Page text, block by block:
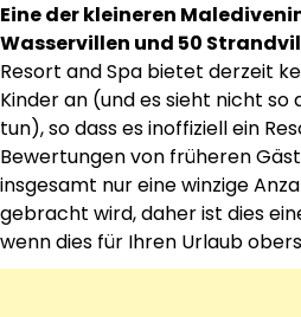
Eine der kleineren
Wasservillen und 50
Resort and Spa bietet derzeit
Kinder an (und es sieht nicht so
tun), so dass es inoffiziell ein
Bewertungen von früheren
insgesamt nur eine winzige
gebracht wird, daher ist dies
wenn dies für Ihren Urlaub